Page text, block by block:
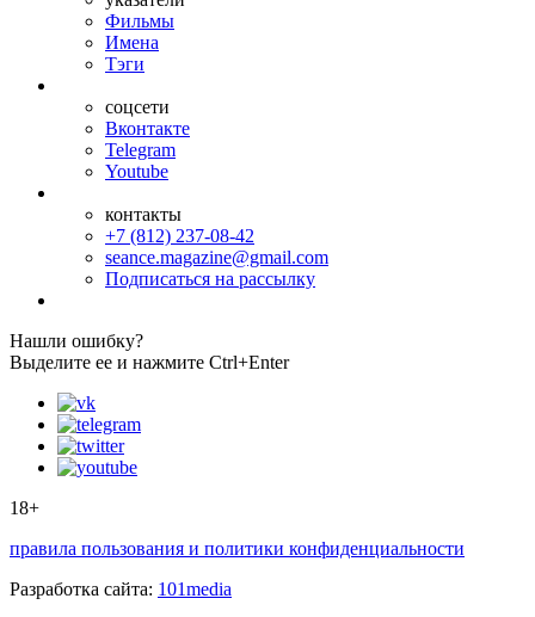
Фильмы
Имена
Тэги
соцсети
Вконтакте
Telegram
Youtube
контакты
+7 (812) 237-08-42
seance.magazine@gmail.com
Подписаться на рассылку
Нашли ошибку?
Выделите ее и нажмите Ctrl+Enter
18+
правила пользования и политики конфиденциальности
Разработка сайта: 101media